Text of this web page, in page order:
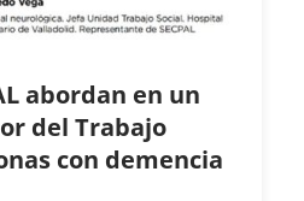
abordan en un
del Trabajo
con demencia